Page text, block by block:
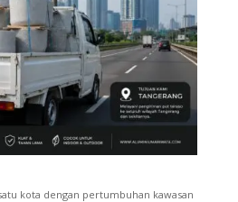
kota dengan pertumbuhan kawasan